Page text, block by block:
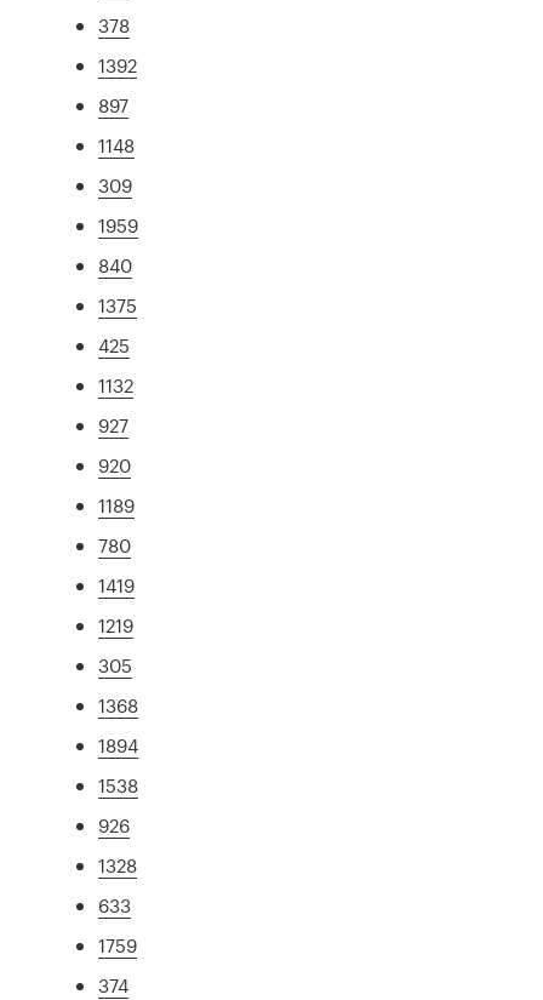
378
1392
897
1148
309
1959
840
1375
425
1132
927
920
1189
780
1419
1219
305
1368
1894
1538
926
1328
633
1759
374